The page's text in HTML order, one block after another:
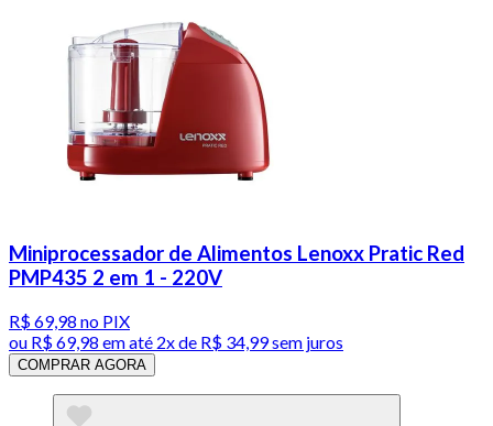
Miniprocessador de Alimentos Lenoxx Pratic Red
PMP435 2 em 1 - 220V
R$ 69,98 no PIX
ou R$ 69,98 em até 2x de R$ 34,99 sem juros
COMPRAR AGORA